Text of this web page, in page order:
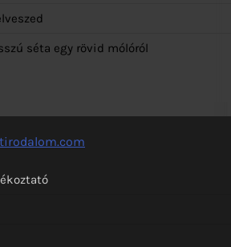
séta egy rövid mólóról